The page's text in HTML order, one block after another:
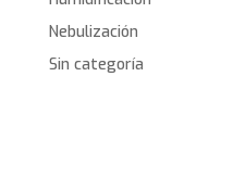
Nebulización
Sin categoría